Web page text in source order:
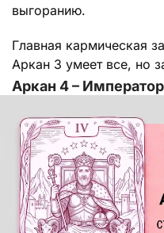
выгоранию.
Главная кармическая
Аркан 3 умеет все, но
Аркан 4 – Император